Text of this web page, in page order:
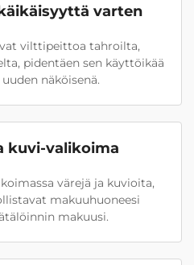
varten
vilttipeittoa tahroilta,
pidentäen sen käyttöikää
näköisenä.
kuvi-valikoima
värejä ja kuvioita,
makuuhuoneesi
makuusi.